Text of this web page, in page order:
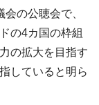
の公聴会で、
の4カ国の枠組
の拡大を目指す
していると明ら